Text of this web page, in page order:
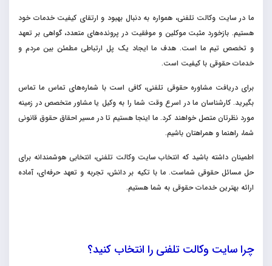
ما در سایت وکالت تلفنی، همواره به دنبال بهبود و ارتقای کیفیت خدمات خود
هستیم. بازخورد مثبت موکلین و موفقیت در پرونده‌های متعدد، گواهی بر تعهد
و تخصص تیم ما است. هدف ما ایجاد یک پل ارتباطی مطمئن بین مردم و
خدمات حقوقی با کیفیت است.
برای دریافت مشاوره حقوقی تلفنی، کافی است با شماره‌های تماس ما تماس
بگیرید. کارشناسان ما در اسرع وقت شما را به وکیل یا مشاور متخصص در زمینه
مورد نظرتان متصل خواهند کرد. ما اینجا هستیم تا در مسیر احقاق حقوق قانونی
شما، راهنما و همراهتان باشیم.
اطمینان داشته باشید که انتخاب سایت وکالت تلفنی، انتخابی هوشمندانه برای
حل مسائل حقوقی شماست. ما با تکیه بر دانش، تجربه و تعهد حرفه‌ای، آماده
ارائه بهترین خدمات حقوقی به شما هستیم.
چرا سایت وکالت تلفنی را انتخاب کنید؟